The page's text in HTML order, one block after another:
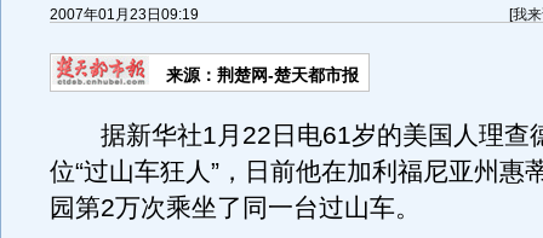
2007年01月23日09:19 [我
来源：荆楚网-楚天都市报
据新华社1月22日电61岁的美国人理查
位“过山车狂人”，日前他在加利福尼亚州惠
园第2万次乘坐了同一台过山车。